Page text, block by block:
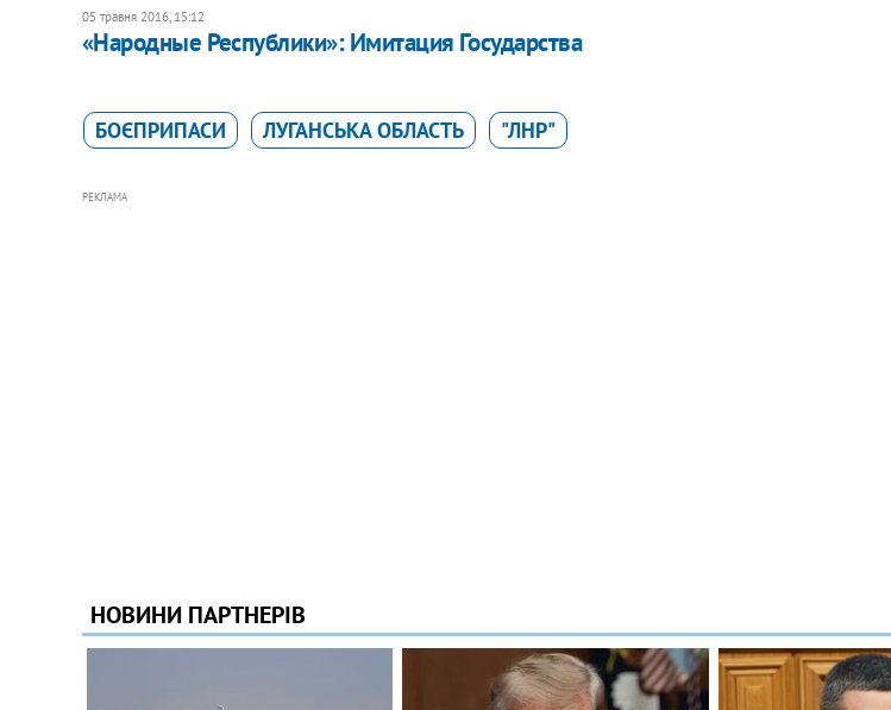
05 травня 2016, 15:12
«Народные Республики»: Имитация Государства
БОЄПРИПАСИ ЛУГАНСЬКА ОБЛАСТЬ "ЛНР"
РЕКЛАМА